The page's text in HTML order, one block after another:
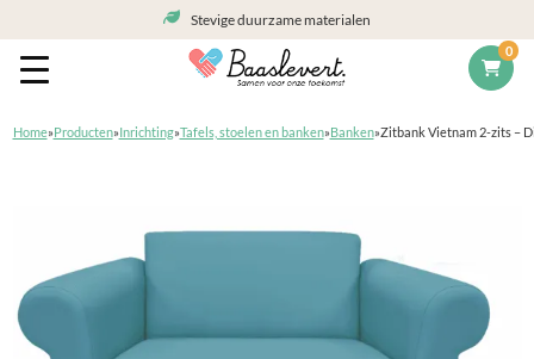
0
Stevige duurzame materialen
Home»Producten»Inrichting»Tafels, stoelen en banken»Banken»Zitbank Vietnam 2-zits –